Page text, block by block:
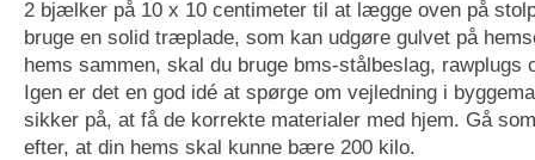
2 bjælker på 10 x 10 centimeter til at lægge oven på
bruge en solid træplade, som kan udgøre gulvet på
hems sammen, skal du bruge bms-stålbeslag, rawplugs
Igen er det en god idé at spørge om vejledning i
sikker på, at få de korrekte materialer med hjem. Gå
efter, at din hems skal kunne bære 200 kilo.